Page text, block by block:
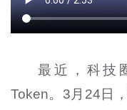
最近，科技
Token。3月24日